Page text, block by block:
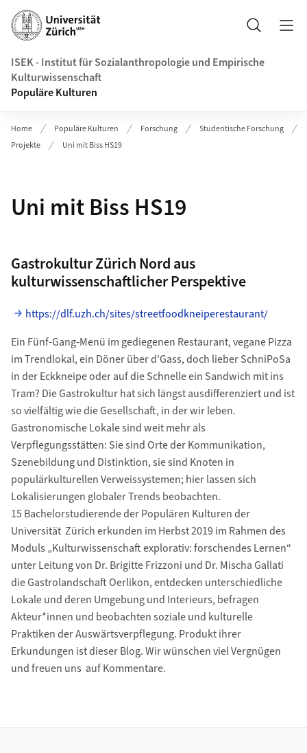
Header
Suche
ISEK - Institut für Sozialanthropologie und Empirische
Kulturwissenschaft
Populäre Kulturen
Home Populäre Kulturen Forschung
Studentische Forschung
Projekte
Uni mit Biss HS19
Uni mit Biss HS19
Gastrokultur Zürich Nord aus
kulturwissenschaftlicher Perspektive
https://dlf.uzh.ch/sites/streetfoodkneiperestaurant/
Ein Fünf-Gang-Menü im gediegenen Restaurant, vegane Pizza
im Trendlokal, ein Döner über d’Gass, doch lieber SchniPoSa
in der Eckkneipe oder auf die Schnelle ein Sandwich mit ins
Tram? Die Gastrokultur hat sich längst ausdifferenziert und ist
so vielfältig wie die Gesellschaft, in der wir leben.
Gastronomische Lokale sind weit mehr als
Verpflegungsstätten: Sie sind Orte der Kommunikation,
Szenebildung und Distinktion, sie sind Knoten in
populärkulturellen Verweissystemen; hier lassen sich
Lokalisierungen globaler Trends beobachten.
15 Bachelorstudierende der Populären Kulturen der
Universität Zürich erkunden im Herbst 2019 im Rahmen des
Moduls „Kulturwissenschaft explorativ: forschendes Lernen“
unter Leitung von Dr. Brigitte Frizzoni und Dr. Mischa Gallati
die Gastrolandschaft Oerlikon, entdecken unterschiedliche
Lokale und deren Umgebung und Interieurs, befragen
Akteur*innen und beobachten soziale und kulturelle
Praktiken der Auswärtsverpflegung. Produkt ihrer
Erkundungen ist dieser Blog. Wir wünschen viel Vergnügen
und freuen uns auf Kommentare.